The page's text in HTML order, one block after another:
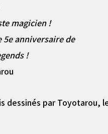
magicien !
anniversaire de
!
dessinés par Toyotarou,